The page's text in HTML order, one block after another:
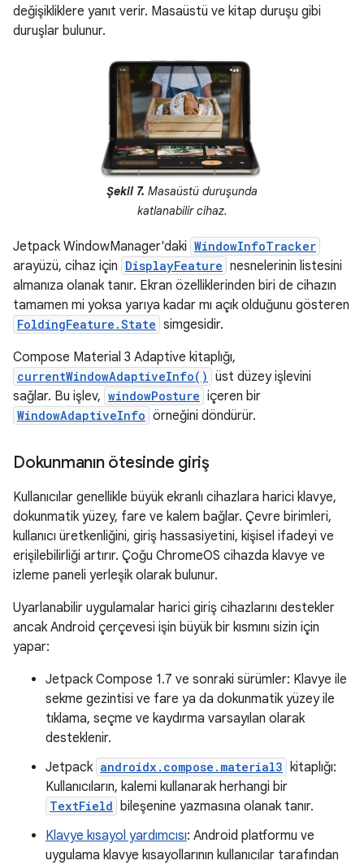
değişikliklere yanıt verir. Masaüstü ve kitap duruşu gibi
duruşlar bulunur.
Şekil 7. Masaüstü duruşunda
katlanabilir cihaz.
Jetpack WindowManager'daki WindowInfoTracker
arayüzü, cihaz için DisplayFeature nesnelerinin listesini
almanıza olanak tanır. Ekran özelliklerinden biri de cihazın
tamamen mi yoksa yarıya kadar mı açık olduğunu gösteren
FoldingFeature.State simgesidir.
Compose Material 3 Adaptive kitaplığı,
currentWindowAdaptiveInfo() üst düzey işlevini
sağlar. Bu işlev, windowPosture içeren bir
WindowAdaptiveInfo örneğini döndürür.
Dokunmanın ötesinde giriş
Kullanıcılar genellikle büyük ekranlı cihazlara harici klavye,
dokunmatik yüzey, fare ve kalem bağlar. Çevre birimleri,
kullanıcı üretkenliğini, giriş hassasiyetini, kişisel ifadeyi ve
erişilebilirliği artırır. Çoğu ChromeOS cihazda klavye ve
izleme paneli yerleşik olarak bulunur.
Uyarlanabilir uygulamalar harici giriş cihazlarını destekler
ancak Android çerçevesi işin büyük bir kısmını sizin için
yapar:
Jetpack Compose 1.7 ve sonraki sürümler: Klavye ile
sekme gezintisi ve fare ya da dokunmatik yüzey ile
tıklama, seçme ve kaydırma varsayılan olarak
desteklenir.
Jetpack androidx.compose.material3
kitaplığı:
Kullanıcıların, kalemi kullanarak herhangi bir
TextField
bileşenine yazmasına olanak tanır.
Klavye kısayol yardımcısı: Android platformu ve
uygulama klavye kısayollarının kullanıcılar tarafından